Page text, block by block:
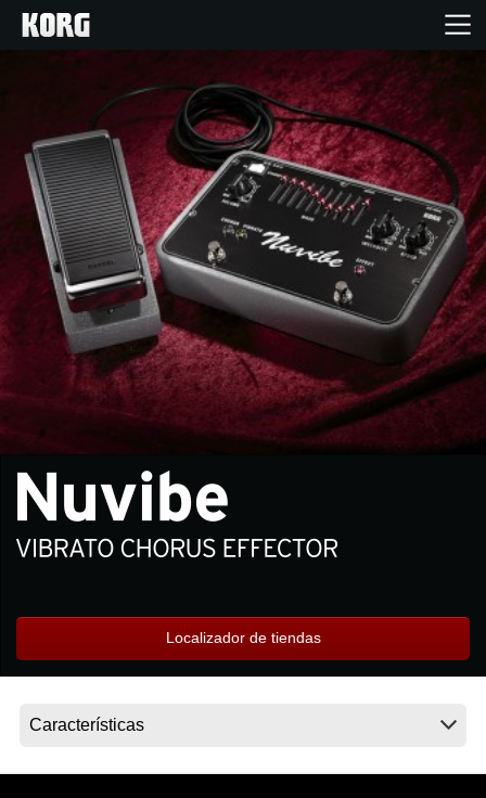
Productos
Características
Eventos
Soporte
Localizador de Tiendas
Noticias
Ubicación
Acerca de KORG
Localizador de tiendas